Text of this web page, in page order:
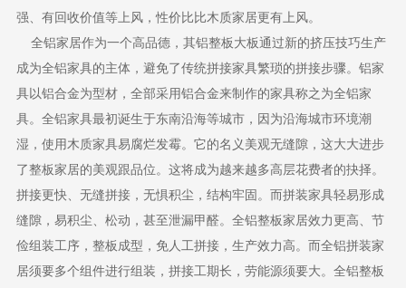
强、有回收价值等上风，性价比比木质家居更有上风。
全铝家居作为一个高品德，其铝整板大板通过新的挤压技巧生产
成为全铝家具的主体，避免了传统拼接家具繁琐的拼接步骤。铝家
具以铝合金为型材，全部采用铝合金来制作的家具称之为全铝家
具。全铝家具最初诞生于东南沿海等城市，因为沿海城市环境潮
湿，使用木质家具易腐烂发霉。它的名义美观无缝隙，这大大进步
了整板家居的美观跟品位。这将成为越来越多高层花费者的抉择。
拼接更快、无缝拼接，无惧积尘，结构牢固。而拼装家具轻易形成
缝隙，易积尘、松动，甚至泄漏甲醛。全铝整板家居效力更高、节
俭组装工序，整板成型，免人工拼接，生产效力高。而全铝拼装家
居须要多个组件进行组装，拼接工期长，劳能源须要大。全铝整板